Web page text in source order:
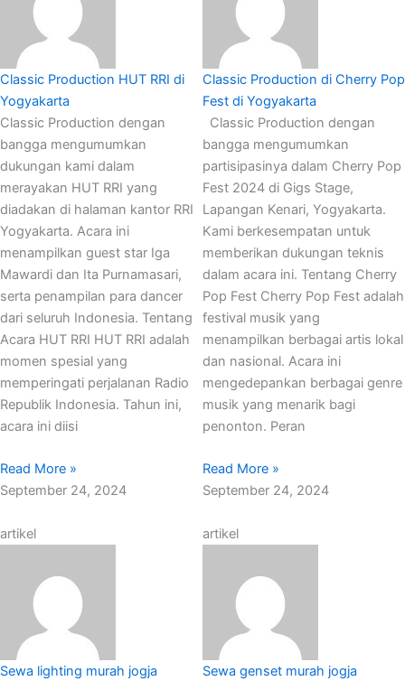
Classic Production HUT RRI di
Yogyakarta
Classic Production dengan
bangga mengumumkan
dukungan kami dalam
merayakan HUT RRI yang
diadakan di halaman kantor RRI
Yogyakarta. Acara ini
menampilkan guest star Iga
Mawardi dan Ita Purnamasari,
serta penampilan para dancer
dari seluruh Indonesia. Tentang
Acara HUT RRI HUT RRI adalah
momen spesial yang
memperingati perjalanan Radio
Republik Indonesia. Tahun ini,
acara ini diisi
Read More »
September 24, 2024
Classic Production di Cherry Pop
Fest di Yogyakarta
Classic Production dengan
bangga mengumumkan
partisipasinya dalam Cherry Pop
Fest 2024 di Gigs Stage,
Lapangan Kenari, Yogyakarta.
Kami berkesempatan untuk
memberikan dukungan teknis
dalam acara ini. Tentang Cherry
Pop Fest Cherry Pop Fest adalah
festival musik yang
menampilkan berbagai artis lokal
dan nasional. Acara ini
mengedepankan berbagai genre
musik yang menarik bagi
penonton. Peran
Read More »
September 24, 2024
artikel
Sewa lighting murah jogja
artikel
Sewa genset murah jogja